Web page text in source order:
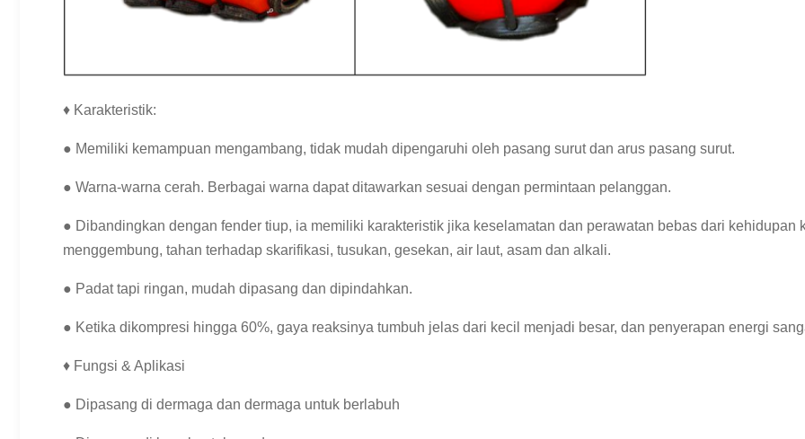
♦ Karakteristik:
● Memiliki kemampuan mengambang, tidak mudah dipengaruhi oleh pasang surut dan arus pasang surut.
● Warna-warna cerah. Berbagai warna dapat ditawarkan sesuai dengan permintaan pelanggan.
● Dibandingkan dengan fender tiup, ia memiliki karakteristik jika keselamatan dan perawatan bebas dari kehidupan
menggembung, tahan terhadap skarifikasi, tusukan, gesekan, air laut, asam dan alkali.
● Padat tapi ringan, mudah dipasang dan dipindahkan.
● Ketika dikompresi hingga 60%, gaya reaksinya tumbuh jelas dari kecil menjadi besar, dan penyerapan energi
♦ Fungsi & Aplikasi
● Dipasang di dermaga dan dermaga untuk berlabuh